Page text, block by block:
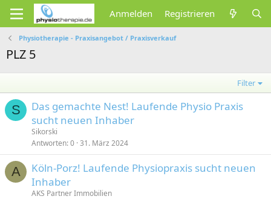
Anmelden Registrieren
Physiotherapie - Praxisangebot / Praxisverkauf
PLZ 5
Filter
S
Das gemachte Nest! Laufende Physio Praxis
sucht neuen Inhaber
Sikorski
Antworten 0 31. März 2024
A
Köln-Porz! Laufende Physiopraxis sucht neuen
Inhaber
AKS Partner Immobilien